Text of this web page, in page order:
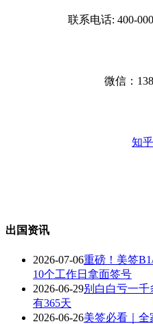
联系电话: 400-
微信：
知
出国资讯
2026-07-06重磅！美签
10个工作日拿面签号
2026-06-29别白白亏一千
有365天
2026-06-26美签必看｜